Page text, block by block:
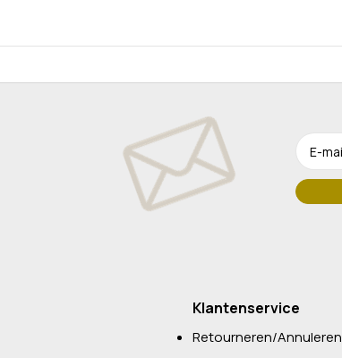
Klantenservice
Retourneren/Annuleren